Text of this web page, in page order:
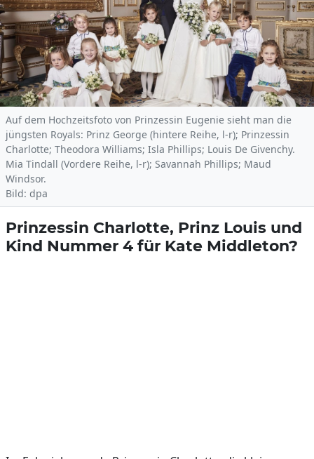
Auf dem Hochzeitsfoto von Prinzessin Eugenie sieht man die
jüngsten Royals: Prinz George (hintere Reihe, l-r); Prinzessin
Charlotte; Theodora Williams; Isla Phillips; Louis De Givenchy.
Mia Tindall (Vordere Reihe, l-r); Savannah Phillips; Maud
Windsor.
Bild: dpa
Prinzessin Charlotte, Prinz Louis und
Kind Nummer 4 für Kate Middleton?